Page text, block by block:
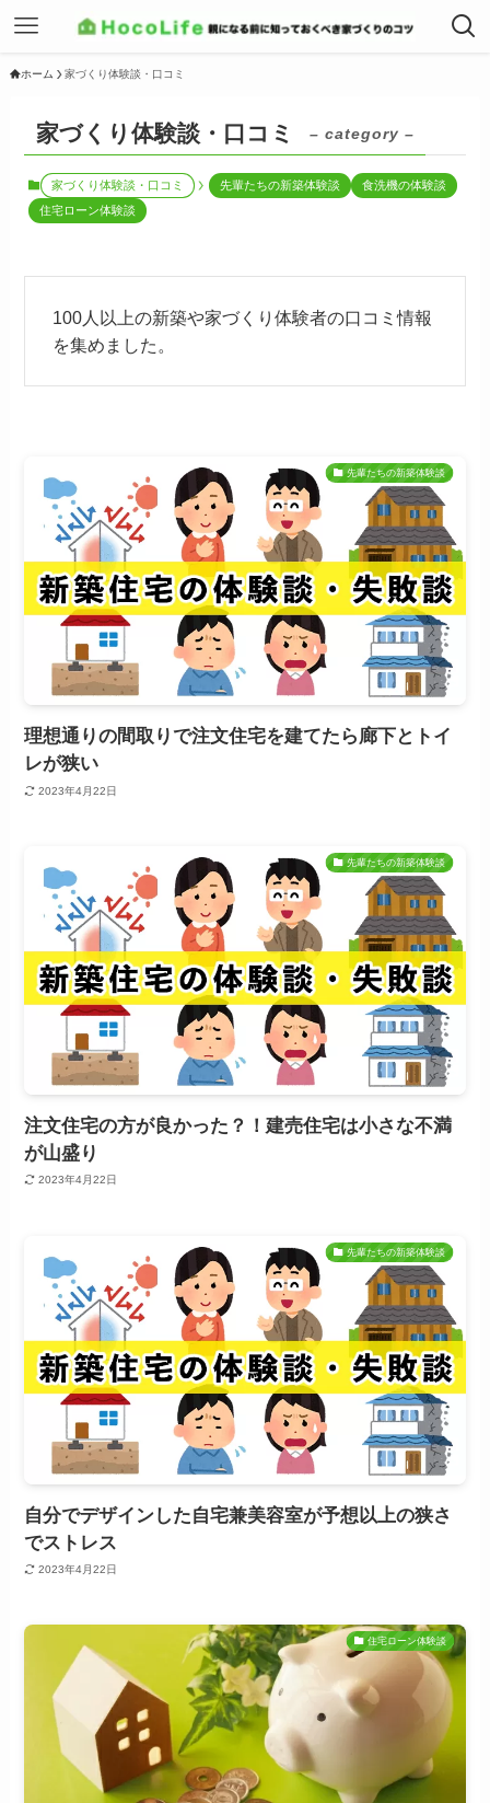
ホーム 家づくり体験談・口コミ
家づくり体験談・口コミ – category –
家づくり体験談・口コミ 先輩たちの新築体験談
食洗機の体験談
住宅ローン体験談
100人以上の新築や家づくり体験者の口コミ情報
を集めました。
先輩たちの新築体験談
理想通りの間取りで注文住宅を建てたら廊下とトイ
レが狭い
2023年4月22日
先輩たちの新築体験談
注文住宅の方が良かった？！建売住宅は小さな不満
が山盛り
2023年4月22日
先輩たちの新築体験談
自分でデザインした自宅兼美容室が予想以上の狭さ
でストレス
2023年4月22日
住宅ローン体験談